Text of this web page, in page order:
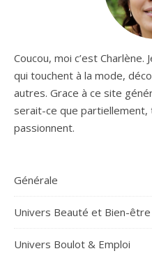
Coucou, moi c’est
qui touchent à la mode,
autres. Grace à ce site
serait-ce que
passionnent.
Générale
Univers Beauté et Bien-être
Univers Boulot & Emploi